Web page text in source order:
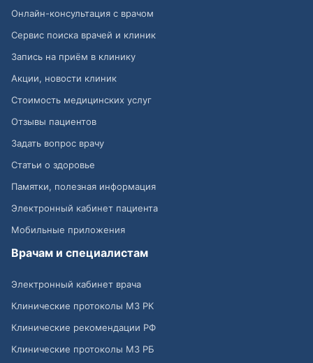
Онлайн-консультация с врачом
Сервис поиска врачей и клиник
Запись на приём в клинику
Акции, новости клиник
Стоимость медицинских услуг
Отзывы пациентов
Задать вопрос врачу
Статьи о здоровье
Памятки, полезная информация
Электронный кабинет пациента
Мобильные приложения
Врачам и специалистам
Электронный кабинет врача
Клинические протоколы МЗ РК
Клинические рекомендации РФ
Клинические протоколы МЗ РБ